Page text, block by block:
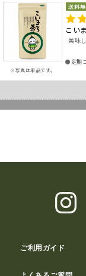
※写真は単品です。
こい
美味
●定期
ご利用ガイド